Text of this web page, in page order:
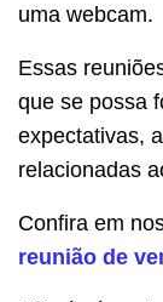
uma webcam.
Essas
que se possa
expectativas,
relacionadas
Confira em
reunião de